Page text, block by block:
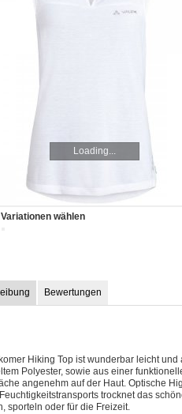
Loading...
wählen
Bewertungen
Hiking Top ist wunderbar leicht
Polyester, sowie aus einer
angenehm auf der Haut. Optische
trocknet das
sporteln oder für die Freizeit.